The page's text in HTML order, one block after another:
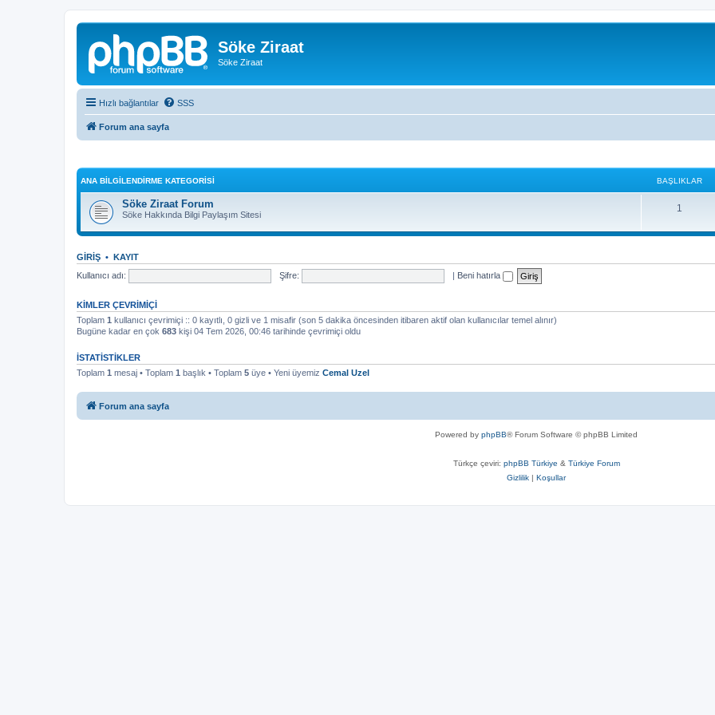
Söke Ziraat
Söke Ziraat
Hızlı bağlantılar SSS
Forum ana sayfa
ANA BILGILENDIRME KATEGORISI BAŞLIKLAR
Söke Ziraat Forum
Söke Hakkında Bilgi Paylaşım Sitesi
1
GIRIŞ • KAYIT
Kullanıcı adı:
Şifre: | Beni hatırla
KIMLER ÇEVRIMIÇI
Toplam 1 kullanıcı çevrimiçi :: 0 kayıtlı, 0 gizli ve 1 misafir (son 5 dakika öncesinden itibaren aktif olan kullanıcılar temel alınır)
Bugüne kadar en çok 683 kişi 04 Tem 2026, 00:46 tarihinde çevrimiçi oldu
İSTATISTIKLER
Toplam 1 mesaj • Toplam 1 başlık • Toplam 5 üye • Yeni üyemiz Cemal Uzel
Forum ana sayfa
Powered by phpBB® Forum Software © phpBB Limited
Türkçe çeviri: phpBB Türkiye & Türkiye Forum
Gizlilik | Koşullar